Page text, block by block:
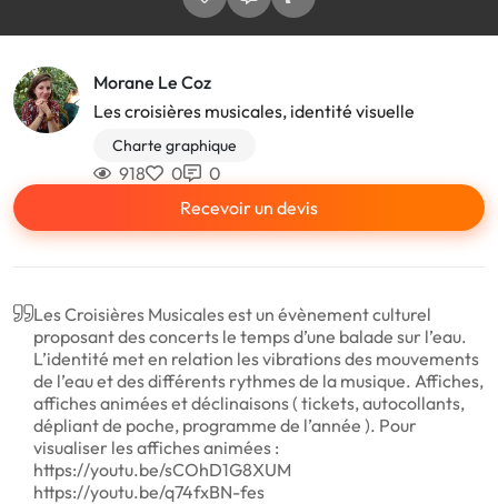
Morane Le Coz
Les croisières musicales, identité visuelle
Charte graphique
918 0
0
Recevoir un devis
Les Croisières Musicales est un évènement culturel
proposant des concerts le temps d’une balade sur l’eau.
L’identité met en relation les vibrations des mouvements
de l’eau et des différents rythmes de la musique. Affiches,
affiches animées et déclinaisons ( tickets, autocollants,
dépliant de poche, programme de l’année ). Pour
visualiser les affiches animées :
https://youtu.be/sCOhD1G8XUM
https://youtu.be/q74fxBN-fes